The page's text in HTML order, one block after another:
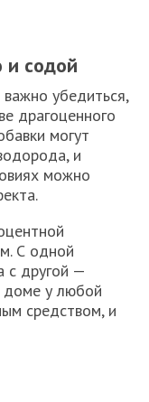
и содой
убедиться,
драгоценного
могут
и
можно
С одной
с другой —
доме у любой
средством, и